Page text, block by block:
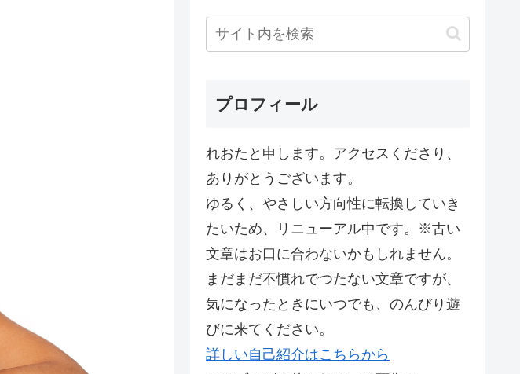
プロフィール
れおたと申します。アクセスくださり、
ありがとうございます。
ゆるく、やさしい方向性に転換していき
たいため、リニューアル中です。※古い
文章はお口に合わないかもしれません。
まだまだ不慣れでつたない文章ですが、
気になったときにいつでも、のんびり遊
びに来てください。
詳しい自己紹介はこちらから